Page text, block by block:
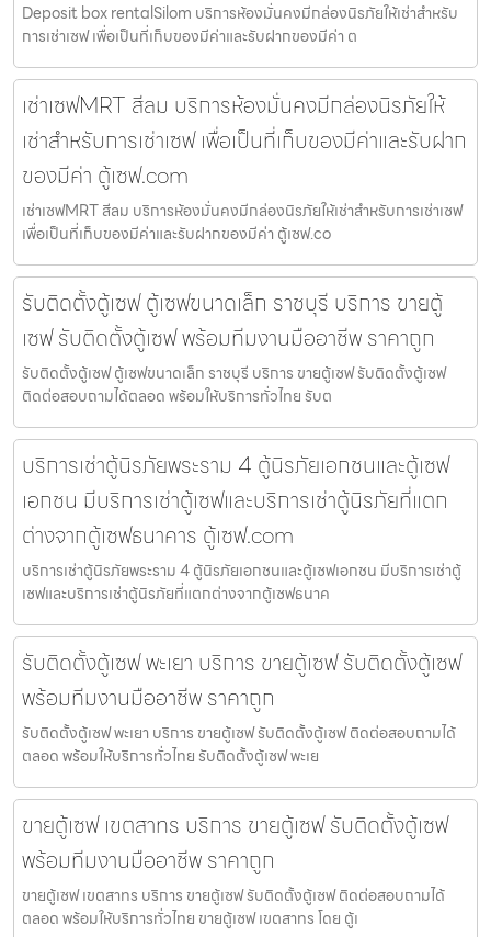
Deposit box rentalSilom บริการห้องมั่นคงมีกล่องนิรภัยให้เช่าสำหรับ
การเช่าเซฟ เพื่อเป็นที่เก็บของมีค่าและรับฝากของมีค่า ต
เช่าเซฟMRT สีลม บริการห้องมั่นคงมีกล่องนิรภัยให้
เช่าสำหรับการเช่าเซฟ เพื่อเป็นที่เก็บของมีค่าและรับฝาก
ของมีค่า ตู้เซฟ.com
เช่าเซฟMRT สีลม บริการห้องมั่นคงมีกล่องนิรภัยให้เช่าสำหรับการเช่าเซฟ
เพื่อเป็นที่เก็บของมีค่าและรับฝากของมีค่า ตู้เซฟ.co
รับติดตั้งตู้เซฟ ตู้เซฟขนาดเล็ก ราชบุรี บริการ ขายตู้
เซฟ รับติดตั้งตู้เซฟ พร้อมทีมงานมืออาชีพ ราคาถูก
รับติดตั้งตู้เซฟ ตู้เซฟขนาดเล็ก ราชบุรี บริการ ขายตู้เซฟ รับติดตั้งตู้เซฟ
ติดต่อสอบถามได้ตลอด พร้อมให้บริการทั่วไทย รับต
บริการเช่าตู้นิรภัยพระราม 4 ตู้นิรภัยเอกชนและตู้เซฟ
เอกชน มีบริการเช่าตู้เซฟและบริการเช่าตู้นิรภัยที่แตก
ต่างจากตู้เซฟธนาคาร ตู้เซฟ.com
บริการเช่าตู้นิรภัยพระราม 4 ตู้นิรภัยเอกชนและตู้เซฟเอกชน มีบริการเช่าตู้
เซฟและบริการเช่าตู้นิรภัยที่แตกต่างจากตู้เซฟธนาค
รับติดตั้งตู้เซฟ พะเยา บริการ ขายตู้เซฟ รับติดตั้งตู้เซฟ
พร้อมทีมงานมืออาชีพ ราคาถูก
รับติดตั้งตู้เซฟ พะเยา บริการ ขายตู้เซฟ รับติดตั้งตู้เซฟ ติดต่อสอบถามได้
ตลอด พร้อมให้บริการทั่วไทย รับติดตั้งตู้เซฟ พะเย
ขายตู้เซฟ เขตสาทร บริการ ขายตู้เซฟ รับติดตั้งตู้เซฟ
พร้อมทีมงานมืออาชีพ ราคาถูก
ขายตู้เซฟ เขตสาทร บริการ ขายตู้เซฟ รับติดตั้งตู้เซฟ ติดต่อสอบถามได้
ตลอด พร้อมให้บริการทั่วไทย ขายตู้เซฟ เขตสาทร โดย ตู้เ